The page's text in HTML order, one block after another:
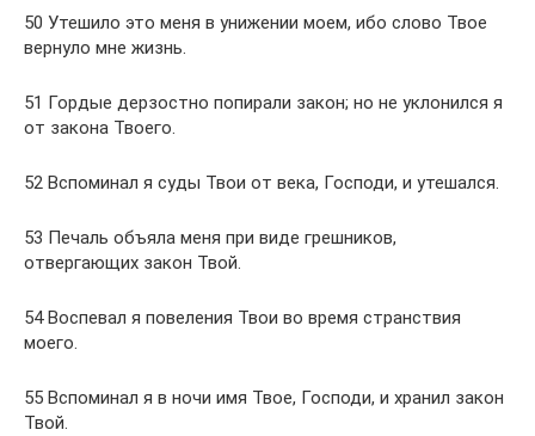
50 Утешило это меня в унижении моем, ибо слово Твое
вернуло мне жизнь.
51 Гордые дерзостно попирали закон; но не уклонился я
от закона Твоего.
52 Вспоминал я суды Твои от века, Господи, и утешался.
53 Печаль объяла меня при виде грешников,
отвергающих закон Твой.
54 Воспевал я повеления Твои во время странствия
моего.
55 Вспоминал я в ночи имя Твое, Господи, и хранил закон
Твой.